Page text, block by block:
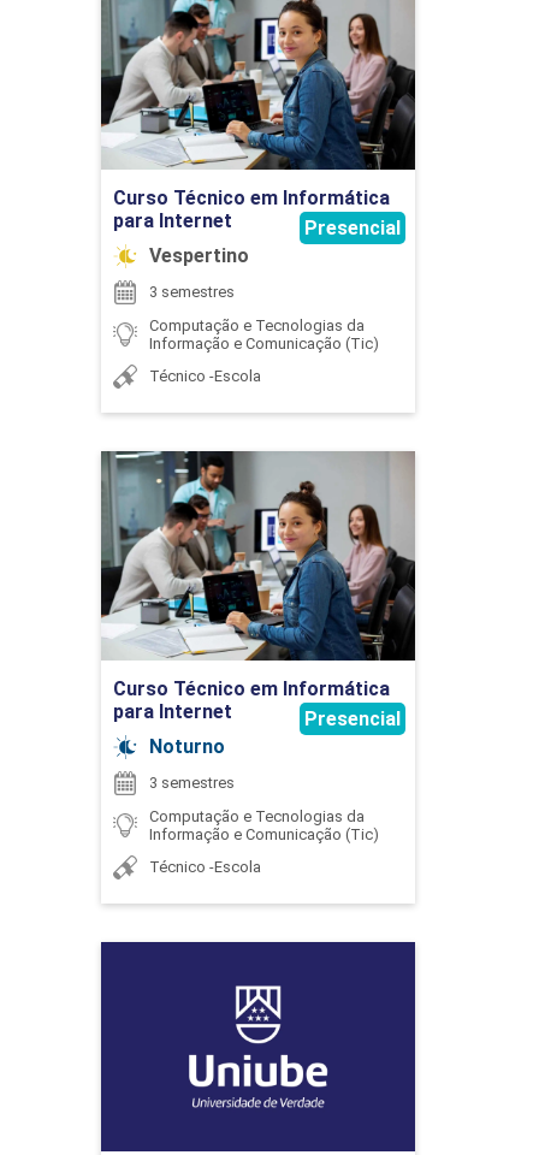
120
ESTATÍSTICA APLICADA
45
ESTRUTURA DE DADOS I
60
ESTRUTURA DE DADOS II
60
ESTUDOS INTEGRADOS EM ENGENHARIA
DE COMPUTAÇÃO
60
Curso Técnico em Informática
para Internet
Vespertino
Presencial
3 semestres
Computação e Tecnologias da
Informação e Comunicação (Tic)
Técnico -Escola
Informática para Internet
Detalhes do curso
Ir para Inscrição
Curso Técnico em Informática
para Internet
Noturno
Presencial
3 semestres
Computação e Tecnologias da
Informação e Comunicação (Tic)
Técnico -Escola
Curso Técnico em
Informática para Internet
Detalhes do curso
Ir para Inscrição
Detalhes do curso